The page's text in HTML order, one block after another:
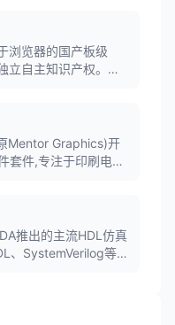
子、工业控制、汽车
浏览器的国产板级
立自主知识产权。软
计注册用户超533
超3555万。
Mentor Graphics)开
套件,专注于印刷电路
环境中应用广泛。
推出的主流HDL仿真
、SystemVerilog等硬